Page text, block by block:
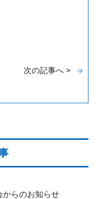
次の記事へ >
からのお知らせ